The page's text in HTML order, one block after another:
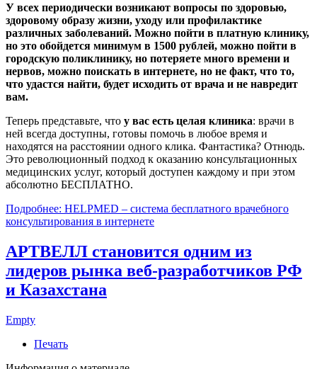
У всех периодически возникают вопросы по здоровью,
здоровому образу жизни, уходу или профилактике
различных заболеваний. Можно пойти в платную клинику,
но это обойдется минимум в 1500 рублей, можно пойти в
городскую поликлинику, но потеряете много времени и
нервов, можно поискать в интернете, но не факт, что то,
что удастся найти, будет исходить от врача и не навредит
вам.
Теперь представьте, что у вас есть целая клиника: врачи в
ней всегда доступны, готовы помочь в любое время и
находятся на расстоянии одного клика. Фантастика? Отнюдь.
Это революционный подход к оказанию консультационных
медицинских услуг, который доступен каждому и при этом
абсолютно БЕСПЛАТНО.
Подробнее: HELPMED – система бесплатного врачебного
консультирования в интернете
АРТВЕЛЛ становится одним из
лидеров рынка веб-разработчиков РФ
и Казахстана
Empty
Печать